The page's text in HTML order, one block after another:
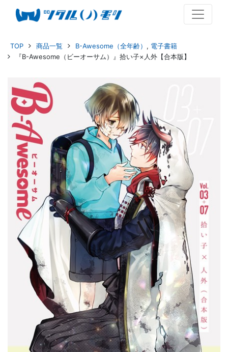
TOP 商品一覧 B-Awesome（全年齢） , 電子書籍
『B-Awesome（ビーオーサム）』拾い子×人外【合本版】